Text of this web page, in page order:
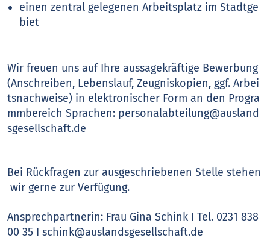
einen zentral gelegenen Arbeitsplatz im Stadtge
biet
Wir freuen uns auf Ihre aussagekräftige Bewerbung
(Anschreiben, Lebenslauf, Zeugniskopien, ggf. Arbei
tsnachweise) in elektronischer Form an den Progra
mmbereich Sprachen: personalabteilung@ausland
sgesellschaft.de
Bei Rückfragen zur ausgeschriebenen Stelle stehen
wir gerne zur Verfügung.
Ansprechpartnerin: Frau Gina Schink I Tel. 0231 838
00 35 I schink@auslandsgesellschaft.de